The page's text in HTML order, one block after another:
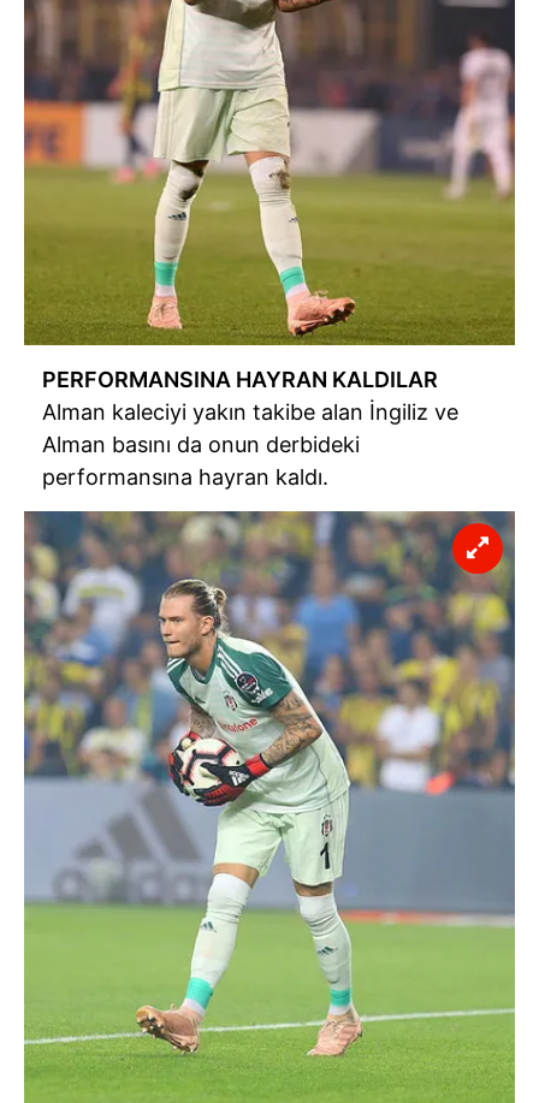
PERFORMANSINA HAYRAN KALDILAR
Alman kaleciyi yakın takibe alan İngiliz ve
Alman basını da onun derbideki
performansına hayran kaldı.